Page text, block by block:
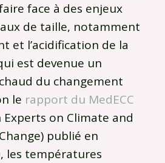
face à des enjeux
de taille, notamment
et l’acidification de la
est devenue un
du changement
le rapport du MedECC
on Climate and
publié en
les températures